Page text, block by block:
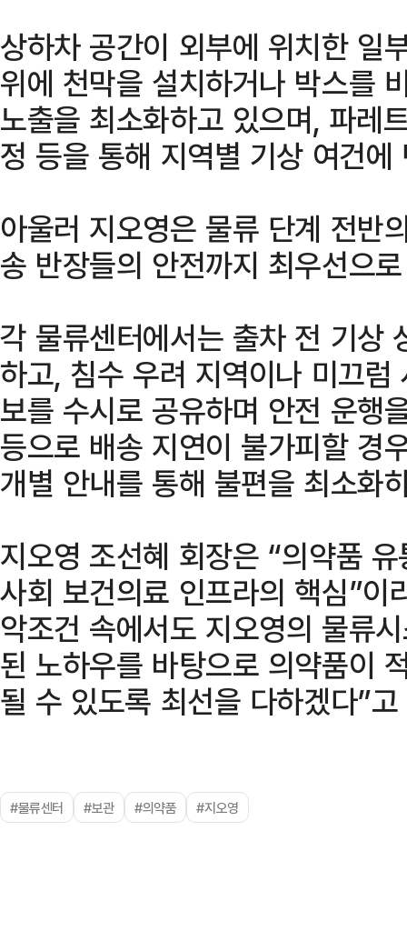
상하차 공간이 외부에 위치한 일
위에 천막을 설치하거나 박스를
노출을 최소화하고 있으며, 파레
정 등을 통해 지역별 기상 여건
아울러 지오영은 물류 단계 전반
송 반장들의 안전까지 최우선으
각 물류센터에서는 출차 전 기상
하고, 침수 우려 지역이나 미끄
보를 수시로 공유하며 안전 운행
등으로 배송 지연이 불가피할 경
개별 안내를 통해 불편을 최소화
지오영 조선혜 회장은 “의약품
사회 보건의료 인프라의 핵심”이
악조건 속에서도 지오영의 물류
된 노하우를 바탕으로 의약품이
될 수 있도록 최선을 다하겠다”
#물류센터 #보관 #의약품 #지오영